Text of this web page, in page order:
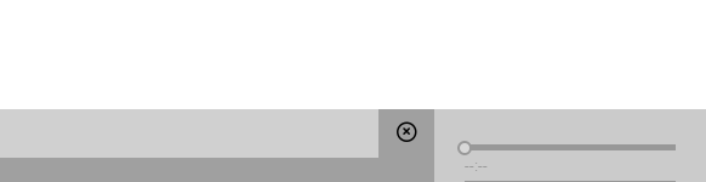
Lettore
Audio
--:--